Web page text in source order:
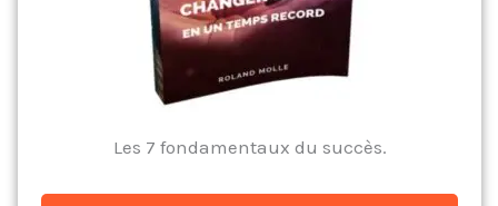
Les 7 fondamentaux du succès.